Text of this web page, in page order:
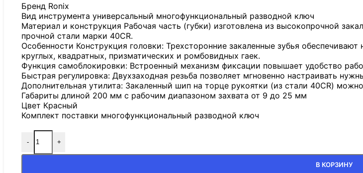
Бренд Ronix
Вид инструмента универсальный многофункциональный разводной ключ
Материал и конструкция Рабочая часть (губки) изготовлена из высокопрочной
прочной стали марки 40CR.
Особенности Конструкция головки: Трехсторонние закаленные зубья
круглых, квадратных, призматических и ромбовидных гаек.
Функция самоблокировки: Встроенный механизм фиксации повышает удобство
Быстрая регулировка: Двухзаходная резьба позволяет мгновенно настраивать
Дополнительная утилита: Закаленный шип на торце рукоятки (из стали 40CR)
Габариты длиной 200 мм с рабочим диапазоном захвата от 9 до 25 мм
Цвет Красный
Комплект поставки многофункциональный разводной ключ
- +
В КОРЗИНУ